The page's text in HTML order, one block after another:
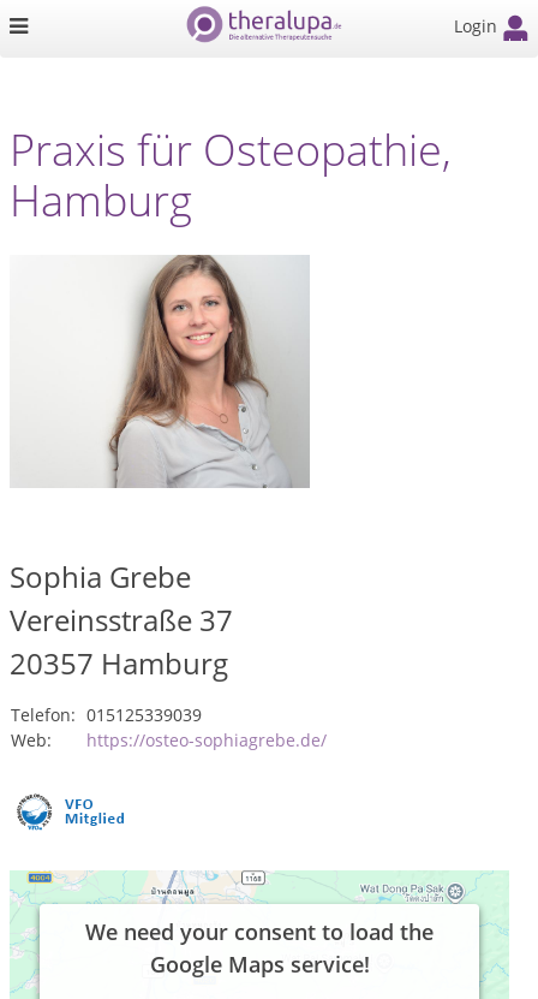
Login
Praxis für Osteopathie,
Hamburg
Sophia Grebe
Vereinsstraße 37
20357 Hamburg
Telefon: 015125339039
Web:
https://osteo-sophiagrebe.de/
We need your consent to load the
Google Maps service!